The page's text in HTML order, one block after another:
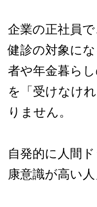
企業の正社員
健診の対象に
者や年金暮ら
を「受けなけ
りません。
自発的に人間
康意識が高い